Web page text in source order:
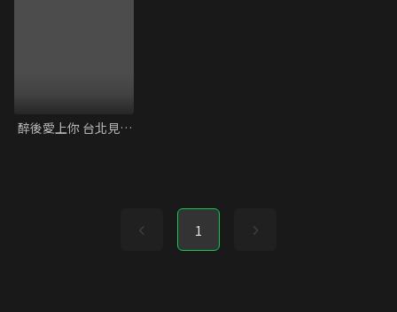
醉後愛上你 台北見面會精彩片段
1